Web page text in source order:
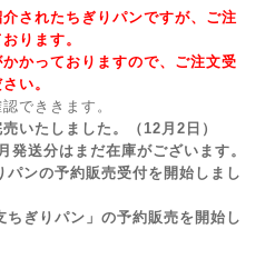
されたちぎりパンですが、ご注
ります。
かっておりますので、ご注文受
い。
でききます。
売いたしました。（12月2日）
発送分はまだ在庫がございます。
パンの予約販売受付を開始しまし
ぎりパン」 の予約販売を開始し